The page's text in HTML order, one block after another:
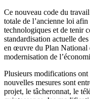
Ce nouveau code du
totale de l’ancienne loi
technologiques et de tenir
standardisation actuelle
en œuvre du Plan National
modernisation de
Plusieurs modifications ont
nouvelles mesures sont
projet, le tâcheronnat, le